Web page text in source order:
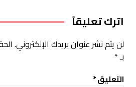
اترك تعليقاً
لن يتم نشر عنوان بريدك الإلكتروني.
بـ*
التعليق*